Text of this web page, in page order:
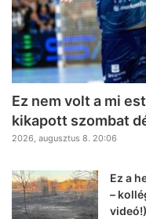
Ez nem volt a mi
kikapott szombat
2026, augusztus 8. 20:06
Ez a
–
videó!)